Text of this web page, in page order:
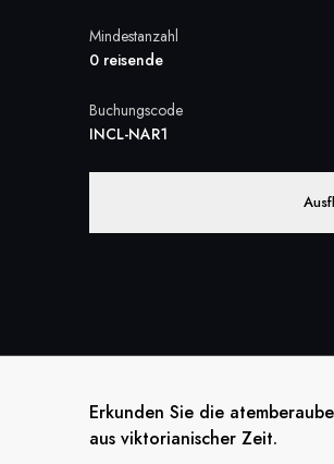
Mindestanzahl
0 reisende
Buchungscode
INCL-NAR1
Erkunden Sie die
aus viktorianischer Zeit.